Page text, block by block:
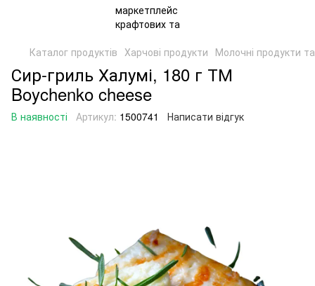
Каталог продуктів Харчові продукти Молочні продукти
Сир-гриль Халумі, 180 г ТМ
Boychenko cheese
В наявності Артикул: 1500741 Написати відгук